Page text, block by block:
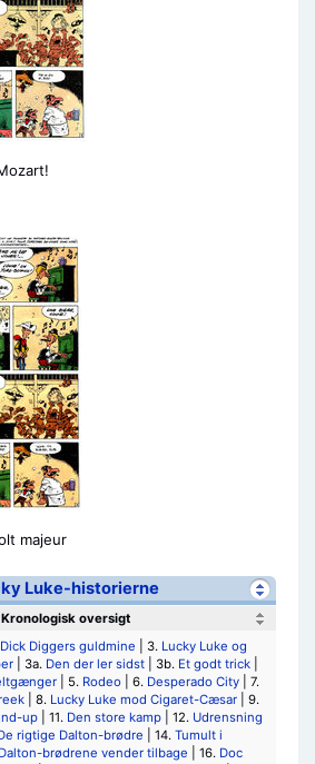
majeur
Luke-historierne
Kronologisk oversigt
Dick Diggers guldmine | 3. Lucky Luke og
| 3a. Den der ler sidst| 3b. Et godt trick|
| 5. Rodeo | 6. Desperado City | 7.
| 8. Lucky Luke mod Cigaret-Cæsar| 9.
up | 11. Den store kamp | 12. Udrensning
rigtige Dalton-brødre | 14. Tumult i
Dalton-brødrene vender tilbage | 16. Doc